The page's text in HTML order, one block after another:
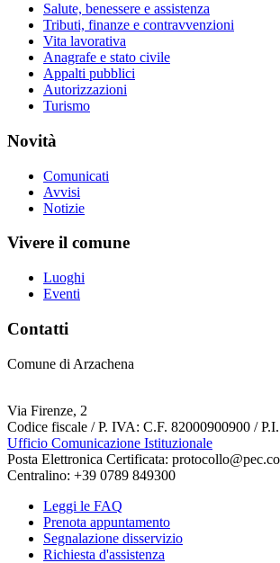
Salute, benessere e assistenza
Tributi, finanze e contravvenzioni
Vita lavorativa
Anagrafe e stato civile
Appalti pubblici
Autorizzazioni
Turismo
Novità
Comunicati
Avvisi
Notizie
Vivere il comune
Luoghi
Eventi
Contatti
Comune di Arzachena
Via Firenze, 2
Codice fiscale / P. IVA: C.F. 82000900900 /
Ufficio Comunicazione Istituzionale
Posta Elettronica Certificata:
Centralino: +39 0789 849300
Leggi le FAQ
Prenota appuntamento
Segnalazione disservizio
Richiesta d'assistenza